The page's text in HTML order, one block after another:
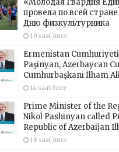
провела по всей
Дню физкультурника
10 saat önce
Ermenistan Cumhuriyeti
Paşinyan, Azerbaycan
Cumhurbaşkanı İlham
14 saat önce
Prime Minister of the
Nikol Pashinyan called
Republic of Azerbaijan
18 saat önce